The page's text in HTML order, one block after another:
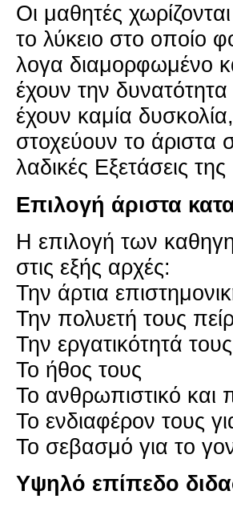
Οι μα­θη­τές
το λύ­κειο στο οποίο
λο­γα δια­μορ­φω­μέ­νο
έχουν την
έχουν καμία
στο­χεύ­ουν το άρι­στα
λα­δι­κές Εξε­τά­σεις
Επι­λο­γή άρι­στα
Η επι­λο­γή των
στις εξής αρχές:
Την άρτια
Την πο­λυ­ε­τή τους
Την ερ­γα­τι­κό­τη­τά τους
Το ήθος τους
Το αν­θρω­πι­στι­κό και
Το εν­δια­φέ­ρον τους
Το σε­βα­σμό για το
Υψηλό επί­πε­δο